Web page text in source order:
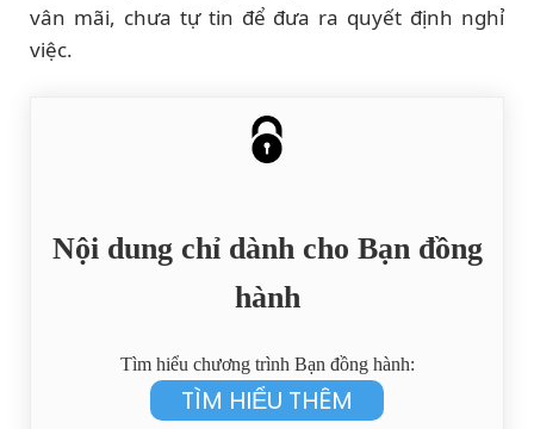
vân mãi, chưa tự tin để đưa ra quyết định nghỉ
việc.
Nội dung chỉ dành cho Bạn đồng
hành
Tìm hiểu chương trình Bạn đồng hành:
TÌM HIỂU THÊM